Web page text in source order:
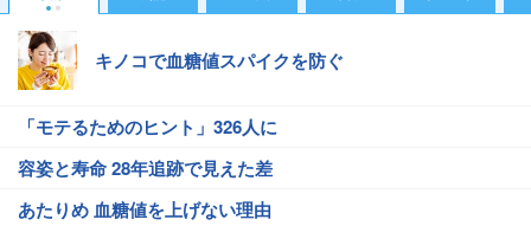
キノコで血糖値スパイクを防ぐ
「モテるためのヒント」326人に
容姿と寿命 28年追跡で見えた差
あたりめ 血糖値を上げない理由